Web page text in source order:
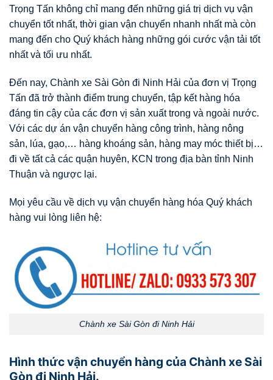
Trọng Tấn không chỉ mang đến những giá trị dịch vụ vận
chuyển tốt nhất, thời gian vận chuyển nhanh nhất mà còn
mang đến cho Quý khách hàng những gói cước vận tải tốt
nhất và tối ưu nhất.
Đến nay, Chành xe Sài Gòn đi Ninh Hải của đơn vị Trọng
Tấn đã trở thành điểm trung chuyển, tập kết hàng hóa
đáng tin cậy của các đơn vị sản xuất trong và ngoài nước.
Với các dự án vận chuyển hàng công trình, hàng nông
sản, lúa, gạo,… hàng khoáng sản, hàng may móc thiết bị…
đi về tất cả các quận huyên, KCN trong địa bàn tỉnh Ninh
Thuận và ngược lại.
Mọi yêu cầu về dịch vụ vận chuyển hàng hóa Quý khách
hàng vui lòng liên hệ:
Chành xe Sài Gòn đi Ninh Hải
Hình thức vận chuyển hàng của Chành xe Sài
Gòn đi Ninh Hải.